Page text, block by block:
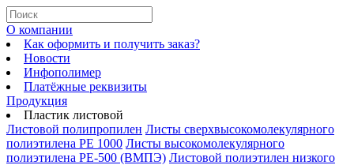
О компании
Как оформить и получить заказ?
Новости
Инфополимер
Платёжные реквизиты
Продукция
Пластик листовой
Листовой полипропилен Листы сверхвысокомолекулярного
полиэтилена PE 1000 Листы высокомолекулярного
полиэтилена РЕ-500 (ВМПЭ) Листовой полиэтилен низкого